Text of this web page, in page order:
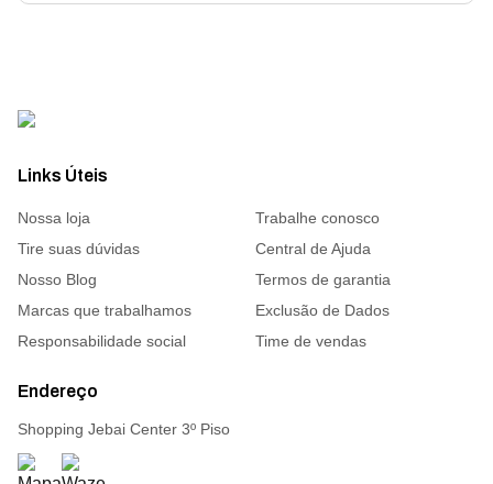
Links Úteis
Nossa loja
Trabalhe conosco
Tire suas dúvidas
Central de Ajuda
Nosso Blog
Termos de garantia
Marcas que trabalhamos
Exclusão de Dados
Responsabilidade social
Time de vendas
Endereço
Shopping Jebai Center 3º Piso